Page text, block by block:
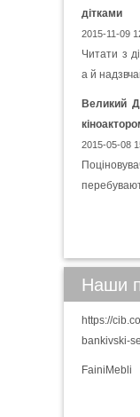
дітками
2015-11-09
Читати з
а й
Великий
2015-05-08
Наши
https://
bankivski-
FainiMebli